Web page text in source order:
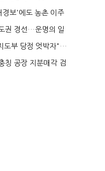
보'에도 농촌 이주
야...
권 경선…운명의 일
도부 당정 엇박자"…
...
칭 공장 지분매각 검